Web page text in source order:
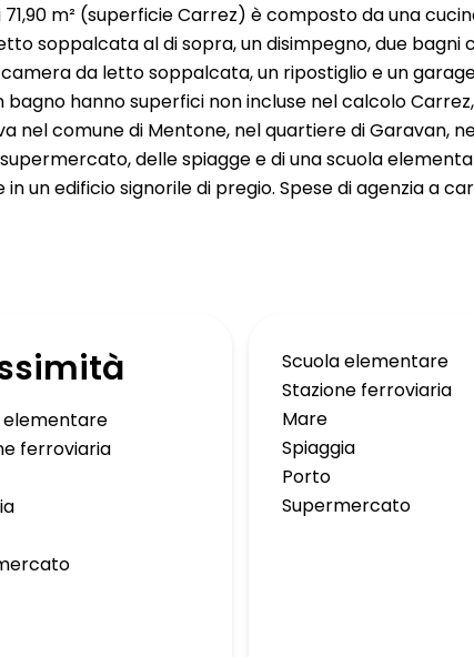
m² (superficie Carrez) è composto da una
soppalcata al di sopra, un disimpegno, due bagni
da letto soppalcata, un ripostiglio e un
hanno superfici non incluse nel calcolo
nel comune di Mentone, nel quartiere di Garavan,
delle spiagge e di una scuola
un edificio signorile di pregio. Spese di agenzia a
elementare
ferroviaria
Scuola elementare
Stazione ferroviaria
Mare
Spiaggia
Porto
Supermercato